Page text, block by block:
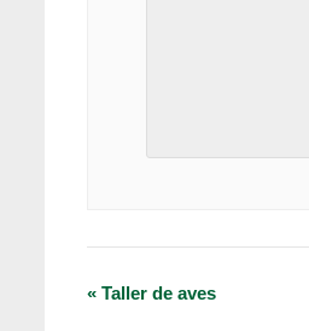
Navegación
« Taller de aves